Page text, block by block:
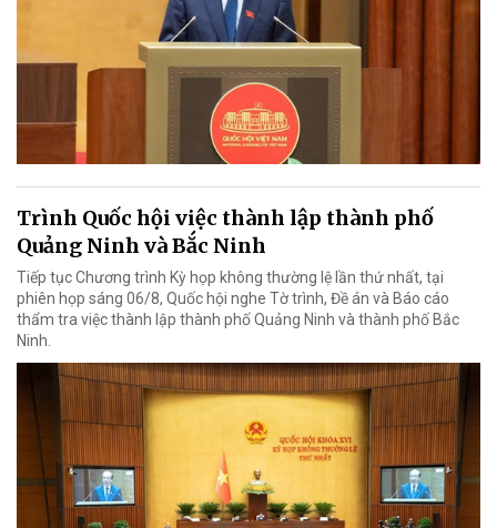
Trình Quốc hội việc thành lập thành phố
Quảng Ninh và Bắc Ninh
Tiếp tục Chương trình Kỳ họp không thường lệ lần thứ nhất, tại
phiên họp sáng 06/8, Quốc hội nghe Tờ trình, Đề án và Báo cáo
thẩm tra việc thành lập thành phố Quảng Ninh và thành phố Bắc
Ninh.